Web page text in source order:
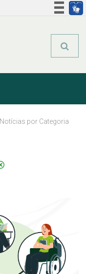
Notícias por Categoria